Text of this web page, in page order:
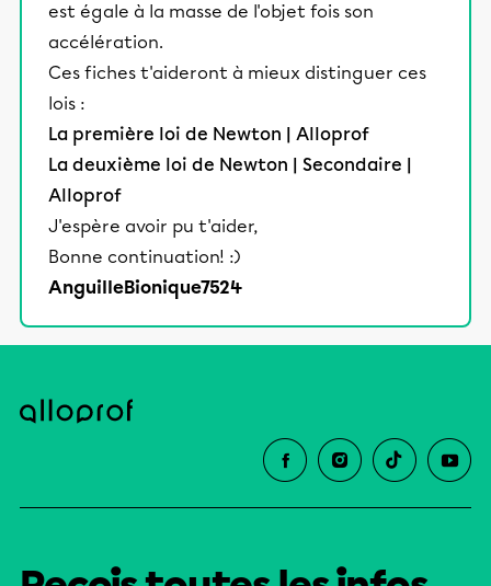
est égale à la masse de l'objet fois son
accélération.
Ces fiches t'aideront à mieux distinguer ces
lois :
La première loi de Newton | Alloprof
La deuxième loi de Newton | Secondaire |
Alloprof
J'espère avoir pu t'aider,
Bonne continuation! :)
AnguilleBionique7524